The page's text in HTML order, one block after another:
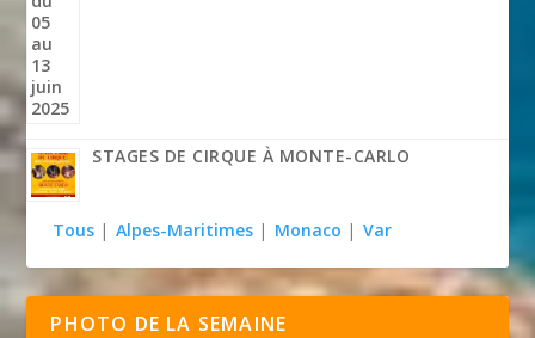
STAGES DE CIRQUE À MONTE-CARLO
Tous | Alpes-Maritimes | Monaco | Var
PHOTO DE LA SEMAINE